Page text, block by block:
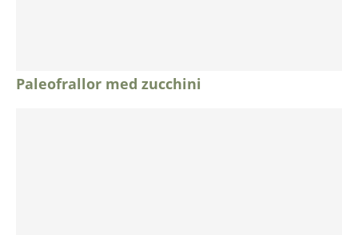
Paleofrallor med zucchini